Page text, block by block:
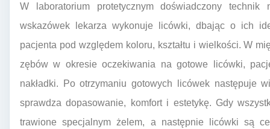
W laboratorium protetycznym doświadczony
wskazówek lekarza wykonuje licówki, dbając o ich
pacjenta pod względem koloru, kształtu i wielkości. W
zębów w okresie oczekiwania na gotowe licówki,
nakładki. Po otrzymaniu gotowych licówek następuje
sprawdza dopasowanie, komfort i estetykę. Gdy
trawione specjalnym żelem, a następnie licówki są